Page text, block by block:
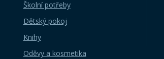
Školní potřeby
Dětský pokoj
Knihy
Oděvy a kosmetika